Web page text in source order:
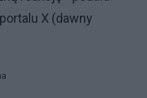
X (dawny